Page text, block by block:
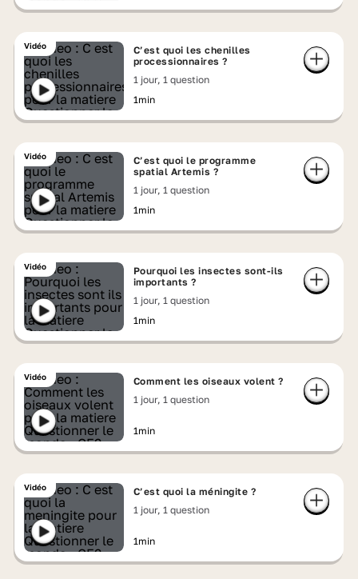
Vidéo
C’est quoi les chenilles
processionnaires ?
1 jour, 1 question
1min
Vidéo
C’est quoi le programme
spatial Artemis ?
1 jour, 1 question
1min
Vidéo
Pourquoi les insectes sont-ils
importants ?
1 jour, 1 question
1min
Vidéo
Comment les oiseaux volent ?
1 jour, 1 question
1min
Vidéo
C’est quoi la méningite ?
1 jour, 1 question
1min